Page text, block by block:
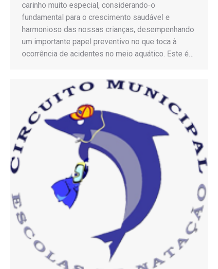
carinho muito especial, considerando-o
fundamental para o crescimento saudável e
harmonioso das nossas crianças, desempenhando
um importante papel preventivo no que toca à
ocorrência de acidentes no meio aquático. Este é…